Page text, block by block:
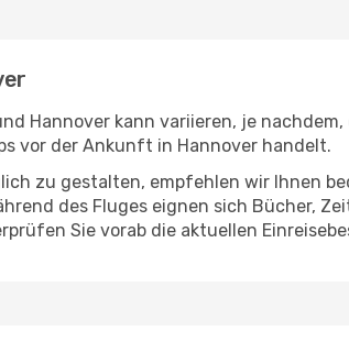
Hannover kann variieren, je
vor der Ankunft in Hannover handelt.
zu gestalten, empfehlen wir Ihnen
des Fluges eignen sich Bücher,
Sie vorab die aktuellen